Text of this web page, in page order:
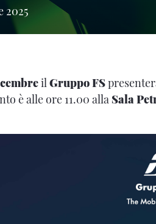
2025
ilGruppo FS
è alle ore 11.00 alla Sala